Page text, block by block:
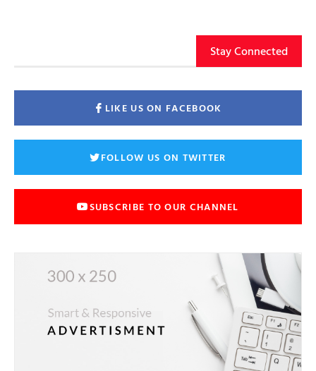
Stay Connected
LIKE US ON FACEBOOK
FOLLOW US ON TWITTER
SUBSCRIBE TO OUR CHANNEL